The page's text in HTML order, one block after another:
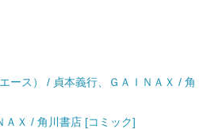
ース） / 貞本義行、ＧＡＩＮＡＸ / 角
ＡＸ / 角川書店 [コミック]